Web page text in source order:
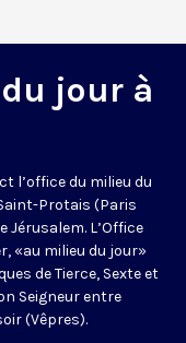
jour à
l’office du milieu du
Protais (Paris
L’Office
«au milieu du jour»
de Tierce, Sexte et
Seigneur entre
(Vêpres).